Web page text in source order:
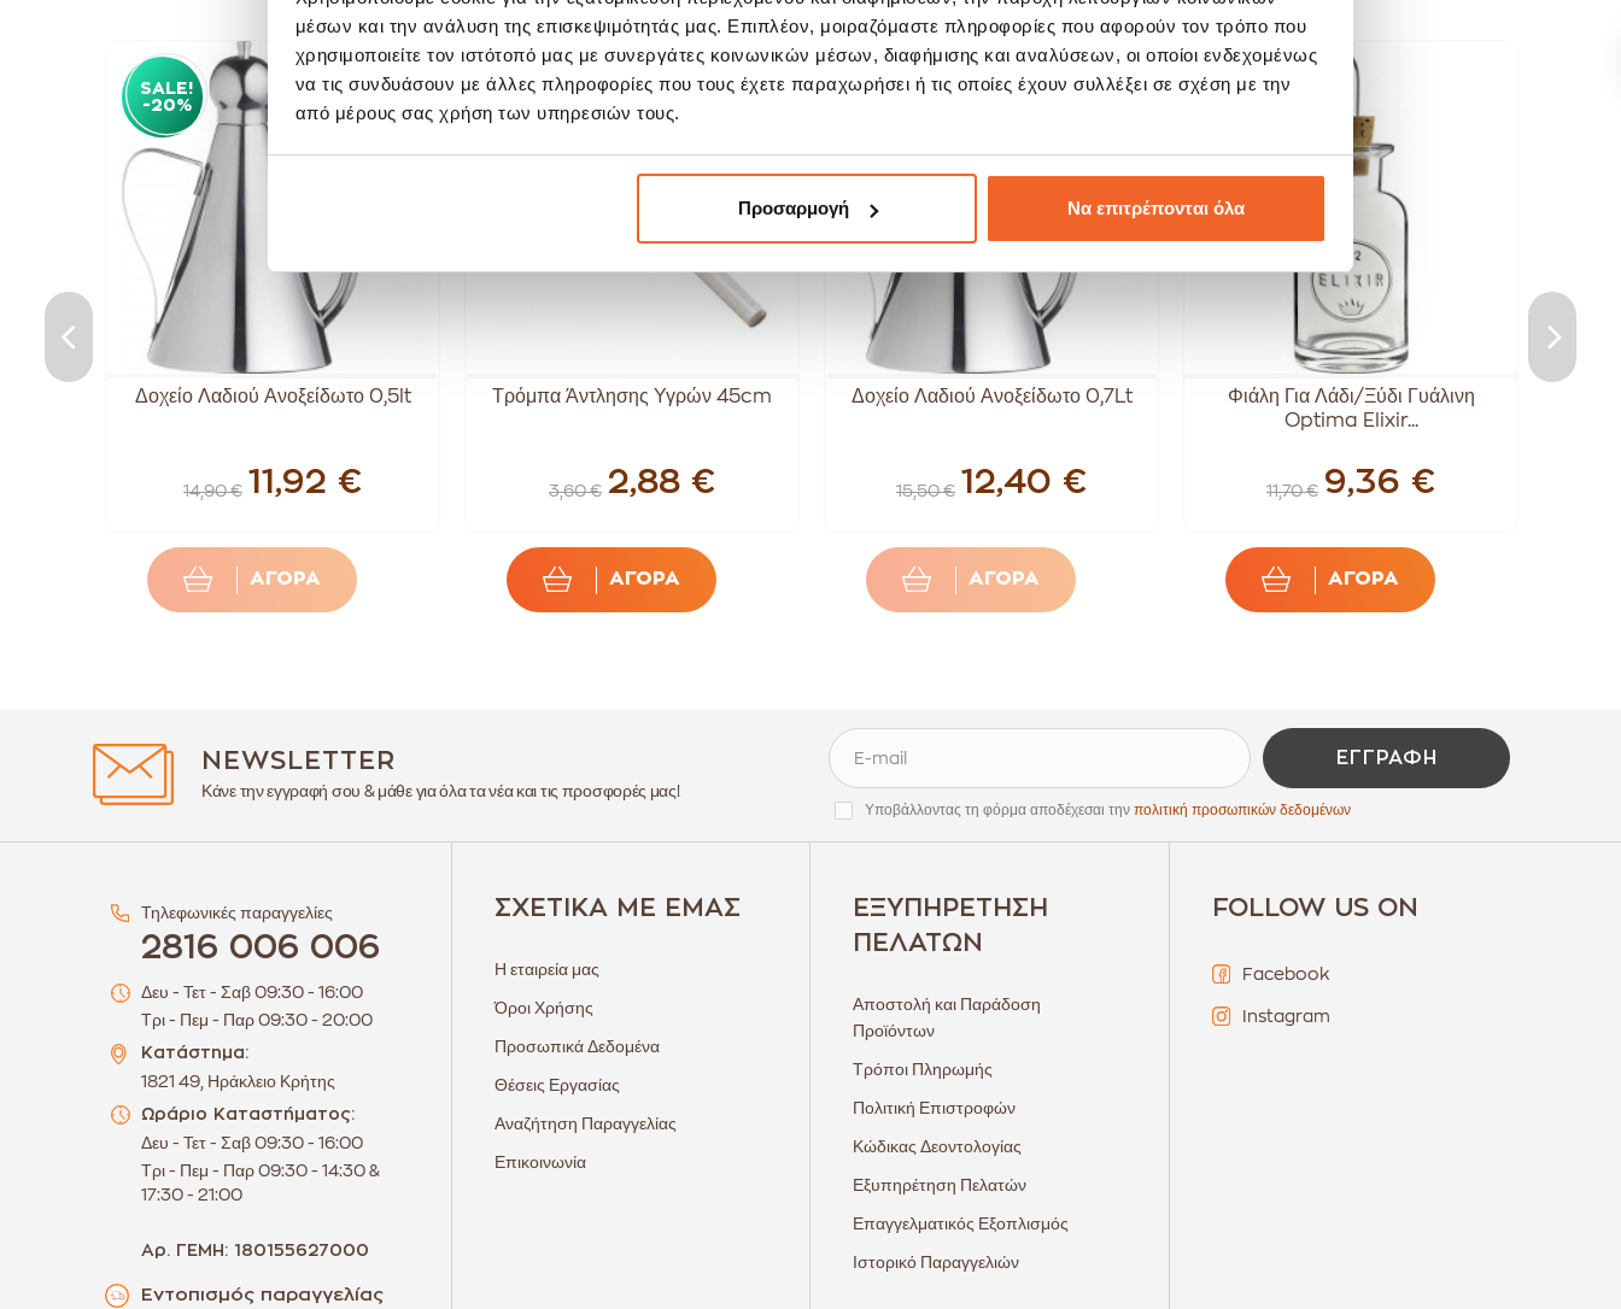
μέσων και την ανάλυση της επισκεψιμότητάς μας. Επιπλέον, μοιραζόμαστε πληροφορίες που αφορούν τον τρόπο που
χρησιμοποιείτε τον ιστότοπό μας με συνεργάτες κοινωνικών μέσων, διαφήμισης και αναλύσεων, οι οποίοι ενδεχομένως
να τις συνδυάσουν με άλλες πληροφορίες που τους έχετε παραχωρήσει ή τις οποίες έχουν συλλέξει σε σχέση με την
από μέρους σας χρήση των υπηρεσιών τους.
Προσαρμογή Να επιτρέπονται όλα
SALE!
-20%
Δοχείο Λαδιού Ανοξείδωτο 0,5lt
14,90 € 11,92 €
ΑΓΟΡΑ
SALE!
Τρόμπα Άντλησης Υγρών 45cm
3,60 € 2,88 €
ΑΓΟΡΑ
SALE!
Δοχείο Λαδιού Ανοξείδωτο 0,7Lt
15,50 € 12,40 €
ΑΓΟΡΑ
SALE!
Φιάλη Για Λάδι/Ξύδι Γυάλινη
Optima Elixir...
11,70 € 9,36 €
ΑΓΟΡΑ
NEWSLETTER
Κάνε την εγγραφή σου & μάθε για όλα τα νέα και τις προσφορές μας!
ΕΓΓΡΑΦΉ
Υποβάλλοντας τη φόρμα αποδέχεσαι την πολιτική προσωπικών δεδομένων
Τηλεφωνικές παραγγελίες
2816 006 006
Δευ - Τετ - Σαβ 09:30 - 16:00
Τρι - Πεμ - Παρ 09:30 - 20:00
Κατάστημα:
1821 49, Ηράκλειο Κρήτης
Ωράριο Καταστήματος:
Δευ - Τετ - Σαβ 09:30 - 16:00
Τρι - Πεμ - Παρ 09:30 - 14:30 &
17:30 - 21:00
Αρ. ΓΕΜΗ: 180155627000
Εντοπισμός παραγγελίας
ΣΧΕΤΙΚΆ ΜΕ ΕΜΆΣ
Η εταιρεία μας
Όροι Χρήσης
Προσωπικά Δεδομένα
Θέσεις Εργασίας
Αναζήτηση Παραγγελίας
Επικοινωνία
ΕΞΥΠΗΡΈΤΗΣΗ
ΠΕΛΑΤΏΝ
Αποστολή και Παράδοση
Προϊόντων
Τρόποι Πληρωμής
Πολιτική Επιστροφών
Κώδικας Δεοντολογίας
Εξυπηρέτηση Πελατών
Επαγγελματικός Εξοπλισμός
Ιστορικό Παραγγελιών
FOLLOW US ON
Facebook
Instagram